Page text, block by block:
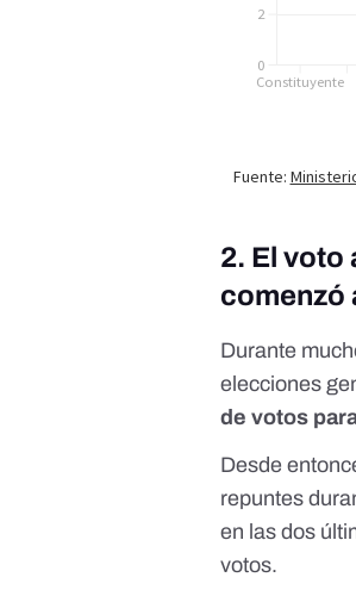
2. El voto
comenzó
Durante
elecciones
de votos
Desde
repuntes
en las dos
votos.